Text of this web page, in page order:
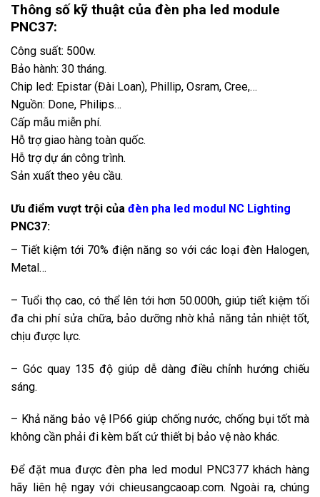
Thông số kỹ thuật của đèn pha led module
PNC37:
Công suất: 500w.
Bảo hành: 30 tháng.
Chip led: Epistar (Đài Loan), Phillip, Osram, Cree,…
Nguồn: Done, Philips…
Cấp mẫu miễn phí.
Hỗ trợ giao hàng toàn quốc.
Hỗ trợ dự án công trình.
Sản xuất theo yêu cầu.
Ưu điểm vượt trội của đèn pha led modul NC Lighting
PNC37:
– Tiết kiệm tới 70% điện năng so với các loại đèn Halogen,
Metal…
– Tuổi thọ cao, có thể lên tới hơn 50.000h, giúp tiết kiệm tối
đa chi phí sửa chữa, bảo dưỡng nhờ khả năng tản nhiệt tốt,
chịu được lực.
– Góc quay 135 độ giúp dễ dàng điều chỉnh hướng chiếu
sáng.
– Khả năng bảo vệ IP66 giúp chống nước, chống bụi tốt mà
không cần phải đi kèm bất cứ thiết bị bảo vệ nào khác.
Để đặt mua được đèn pha led modul PNC377 khách hàng
hãy liên hệ ngay với chieusangcaoap.com. Ngoài ra, chúng